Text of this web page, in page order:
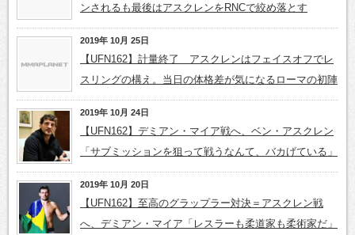
ンされるも最後はアスクレンをRNCで絞め落とす
2019年 10月 25日
【UFN162】計量終了 アスクレンはフェイスオフでレ
スリングの構え。当日の体格差が気になるローマの初陣
2019年 10月 24日
【UFN162】デミアン・マイア戦へ、ベン・アスクレン
「サブミッションを狙って戦うなんて、バカげている」
2019年 10月 20日
【UFN162】至高のグラップラー対決＝アスクレン戦
へ、デミアン・マイア「レスラーも柔道家も柔術家だ」